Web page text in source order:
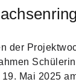
der
Mai 2025